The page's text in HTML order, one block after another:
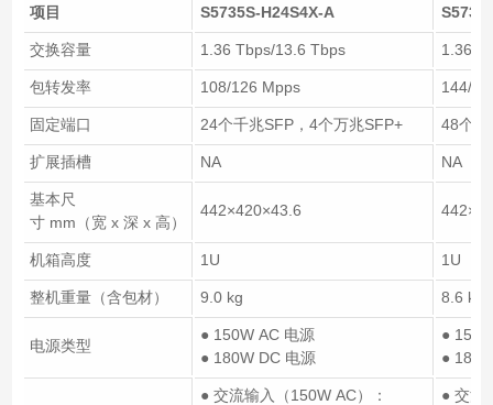
项目 S5735S-H24S4X-A
交换容量 1.36 Tbps/13.6 Tbps 1.36
包转发率 108/126 Mpps 144/
固定端口 24个千兆SFP，4个万兆SFP+ 48个千
扩展插槽 NA NA
基本尺
寸 mm（宽 x 深 x 高）
442×420×43.6
机箱高度 1U 1U
整机重量（含包材） 9.0 kg 8.6 kg
电源类型
● 150W AC 电源
● 180W DC 电源
●
●
● 交流输入（150W AC）：
● 交流